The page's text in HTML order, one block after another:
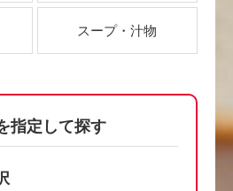
スープ・汁物
指定して探す